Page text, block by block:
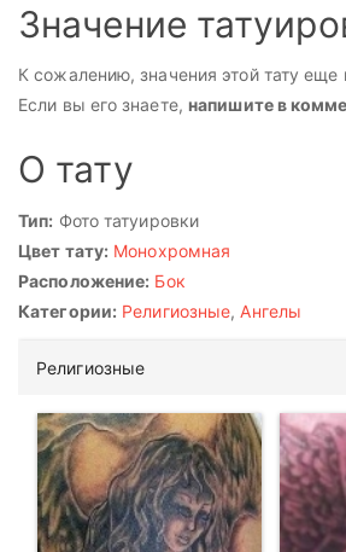
Значение
К сожалению, значения этой тату еще
Если вы его знаете, напишите в
О тату
Тип: Фото татуировки
Цвет тату: Монохромная
Расположение: Бок
Категории: Религиозные, Ангелы
Религиозные